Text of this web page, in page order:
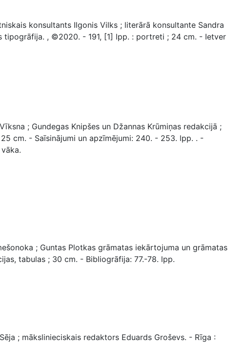
konsultants Ilgonis Vilks ; literārā konsultante Sandra
tipogrāfija. , ©2020. - 191, [1] lpp. : portreti ; 24 cm. - Ietver
; Gundegas Knipšes un Džannas Krūmiņas redakcijā ;
cm. - Saīsinājumi un apzīmējumi: 240. - 253. lpp. . -
; Guntas Plotkas grāmatas iekārtojuma un grāmatas
tabulas ; 30 cm. - Bibliogrāfija: 77.-78. lpp.
; mākslinieciskais redaktors Eduards Groševs. - Rīga :